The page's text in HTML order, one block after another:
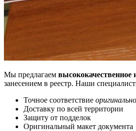
Мы предлагаем высококачественное
занесением в реестр. Наши
Точное соответствие
Доставку по всей территории
Защиту от подделок
Оригинальный макет документа